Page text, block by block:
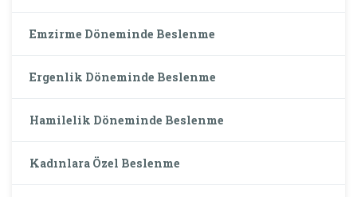
Emzirme Döneminde Beslenme
Ergenlik Döneminde Beslenme
Hamilelik Döneminde Beslenme
Kadınlara Özel Beslenme